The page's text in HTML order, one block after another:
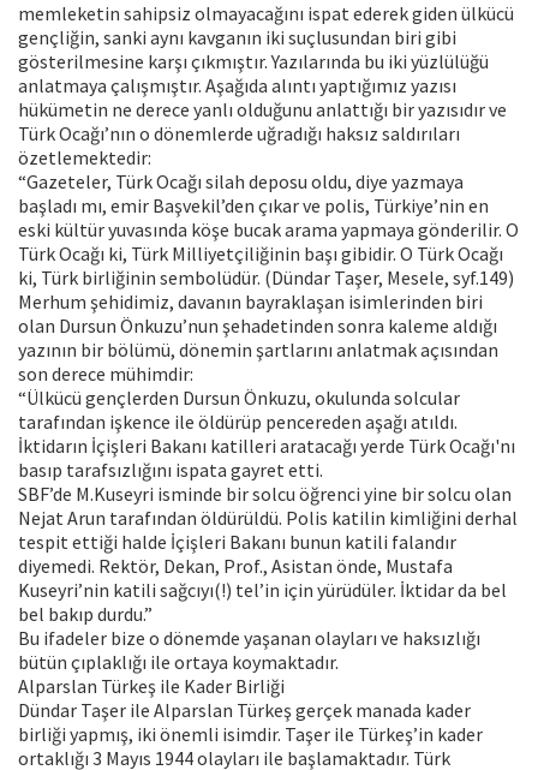
memleketin sahipsiz olmayacağını ispat ederek giden ülkücü
gençliğin, sanki aynı kavganın iki suçlusundan biri gibi
gösterilmesine karşı çıkmıştır. Yazılarında bu iki yüzlülüğü
anlatmaya çalışmıştır. Aşağıda alıntı yaptığımız yazısı
hükümetin ne derece yanlı olduğunu anlattığı bir yazısıdır ve
Türk Ocağı’nın o dönemlerde uğradığı haksız saldırıları
özetlemektedir:
“Gazeteler, Türk Ocağı silah deposu oldu, diye yazmaya
başladı mı, emir Başvekil’den çıkar ve polis, Türkiye’nin en
eski kültür yuvasında köşe bucak arama yapmaya gönderilir. O
Türk Ocağı ki, Türk Milliyetçiliğinin başı gibidir. O Türk Ocağı
ki, Türk birliğinin sembolüdür. (Dündar Taşer, Mesele, syf.149)
Merhum şehidimiz, davanın bayraklaşan isimlerinden biri
olan Dursun Önkuzu’nun şehadetinden sonra kaleme aldığı
yazının bir bölümü, dönemin şartlarını anlatmak açısından
son derece mühimdir:
“Ülkücü gençlerden Dursun Önkuzu, okulunda solcular
tarafından işkence ile öldürüp pencereden aşağı atıldı.
İktidarın İçişleri Bakanı katilleri aratacağı yerde Türk Ocağı'nı
basıp tarafsızlığını ispata gayret etti.
SBF’de M.Kuseyri isminde bir solcu öğrenci yine bir solcu olan
Nejat Arun tarafından öldürüldü. Polis katilin kimliğini derhal
tespit ettiği halde İçişleri Bakanı bunun katili falandır
diyemedi. Rektör, Dekan, Prof., Asistan önde, Mustafa
Kuseyri’nin katili sağcıyı(!) tel’in için yürüdüler. İktidar da bel
bel bakıp durdu.”
Bu ifadeler bize o dönemde yaşanan olayları ve haksızlığı
bütün çıplaklığı ile ortaya koymaktadır.
Alparslan Türkeş ile Kader Birliği
Dündar Taşer ile Alparslan Türkeş gerçek manada kader
birliği yapmış, iki önemli isimdir. Taşer ile Türkeş’in kader
ortaklığı 3 Mayıs 1944 olayları ile başlamaktadır. Türk